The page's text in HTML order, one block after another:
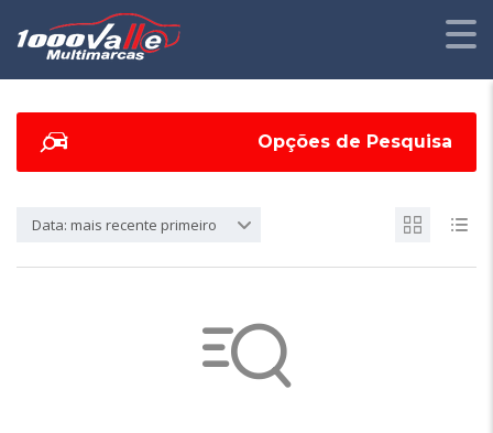
Opções de Pesquisa
Data: mais recente primeiro